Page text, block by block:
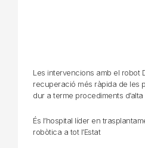
Les intervencions amb el robot
recuperació més ràpida de les
dur a terme procediments
És l’hospital líder en
robòtica a tot l’Estat